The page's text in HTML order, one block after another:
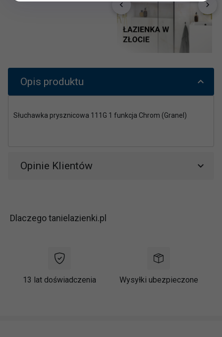
Opis produktu
Słuchawka prysznicowa 111G 1 funkcja Chrom (Granel)
Opinie Klientów
Dlaczego tanielazienki.pl
13 lat doświadczenia Wysyłki ubezpieczone